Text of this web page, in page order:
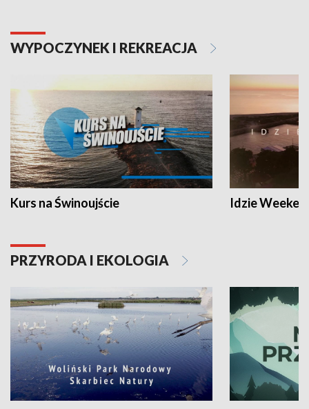
WYPOCZYNEK I REKREACJA
Kurs na Świnoujście Idzie
PRZYRODA I EKOLOGIA